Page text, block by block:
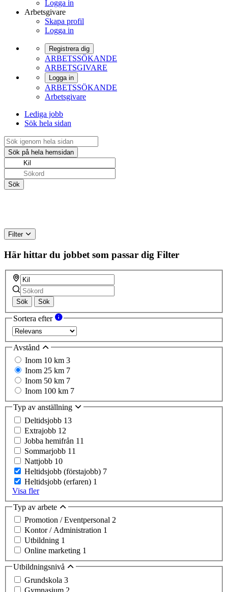
Logga in
Arbetsgivare
Skapa profil
Logga in
Registrera dig
ARBETSSÖKANDE
ARBETSGIVARE
Logga in
ARBETSSÖKANDE
Arbetsgivare
Lediga jobb
Sök hela sidan
Filter
Här hittar du jobbet som passar dig Filter
Sök Sök
Sortera efter
Avstånd
Inom 10 km 3
Inom 25 km 7
Inom 50 km 7
Inom 100 km 7
Typ av anställning
Deltidsjobb 13
Extrajobb 12
Jobba hemifrån 11
Sommarjobb 11
Nattjobb 10
Heltidsjobb (förstajobb) 7
Heltidsjobb (erfaren) 1
Visa fler
Typ av arbete
Promotion / Eventpersonal 2
Kontor / Administration 1
Utbildning 1
Online marketing 1
Utbildningsnivå
Grundskola 3
Gymnasium 2